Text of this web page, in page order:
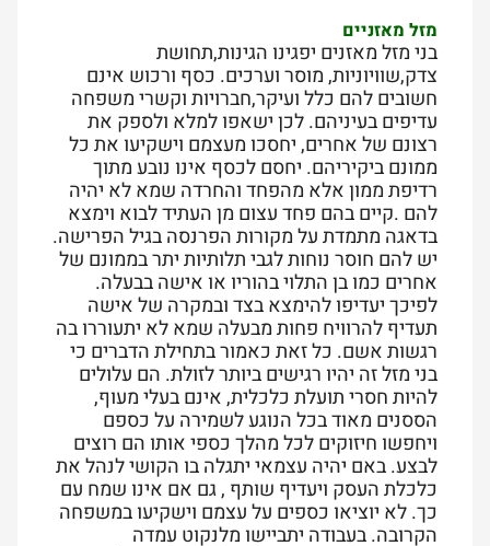
מזל מאזניים
בני מזל מאזנים יפגינו הגינות,תחושת
צדק,שוויוניות, מוסר וערכים. כסף ורכוש אינם
חשובים להם כלל ועיקר,חברויות וקשרי משפחה
עדיפים בעיניהם. לכן ישאפו למלא ולספק את
רצונם של אחרים, יחסכו מעצמם וישקיעו את כל
ממונם ביקיריהם. יחסם לכסף אינו נובע מתוך
רדיפת ממון אלא מהפחד והחרדה שמא לא יהיה
להם .קיים בהם פחד עצום מן העתיד לבוא וימצא
בדאגה מתמדת על מקורות הפרנסה בגיל הפרישה.
יש להם חוסר נוחות לגבי תלותיות יתר בממונם של
אחרים כמו בן התלוי בהוריו או אישה בבעלה.
לפיכך יעדיפו להימצא בצד ובמקרה של אישה
תעדיף להרוויח פחות מבעלה שמא לא יתעוררו בה
רגשות אשם. כל זאת כאמור בתחילת הדברים כי
בני מזל זה יהיו רגישים ביותר לזולת. הם עלולים
להיות חסרי תועלת כלכלית, אינם בעלי מעוף,
הססנים מאוד בכל הנוגע לשמירה על כספם
ויחפשו חיזוקים לכל מהלך כספי אותו הם רוצים
לבצע. באם יהיה עצמאי יתגלה בו הקושי לנהל את
כלכלת העסק ויעדיף שותף , גם אם אינו שמח עם
כך. לא יוציאו כספים על עצמם וישקיעו במשפחה
הקרובה. בעבודה יתביישו מלנקוט עמדה